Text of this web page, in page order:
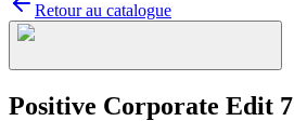
Retour au catalogue
Positive Corporate Edit 7